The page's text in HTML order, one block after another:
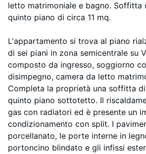
letto matrimoniale e bagno. Soffitta
quinto piano di circa 11 mq.
L'appartamento si trova al piano
di sei piani in zona semicentrale su
composto da ingresso, soggiorno
disimpegno, camera da letto
Completa la proprietà una soffitta di
quinto piano sottotetto. Il
gas con radiatori ed è presente un
condizionamento con split. I
porcellanato, le porte interne in
portoncino blindato e gli infissi